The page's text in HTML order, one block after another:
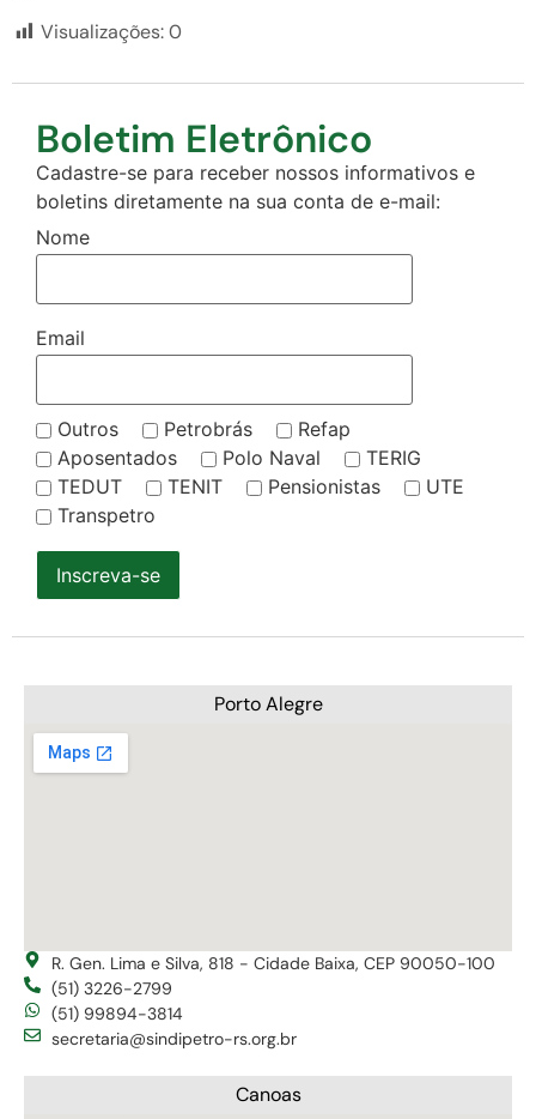
Visualizações:0
Boletim Eletrônico
Cadastre-se para receber nossos informativos e
boletins diretamente na sua conta de e-mail:
Nome
Email
Outros Petrobrás
Refap
Aposentados
Polo Naval
TERIG
TEDUT
TENIT Pensionistas
UTE
Transpetro
Inscreva-se
Porto Alegre
R. Gen. Lima e Silva, 818 - Cidade Baixa, CEP 90050-100
(51) 3226-2799
(51) 99894-3814
secretaria@sindipetro-rs.org.br
Canoas